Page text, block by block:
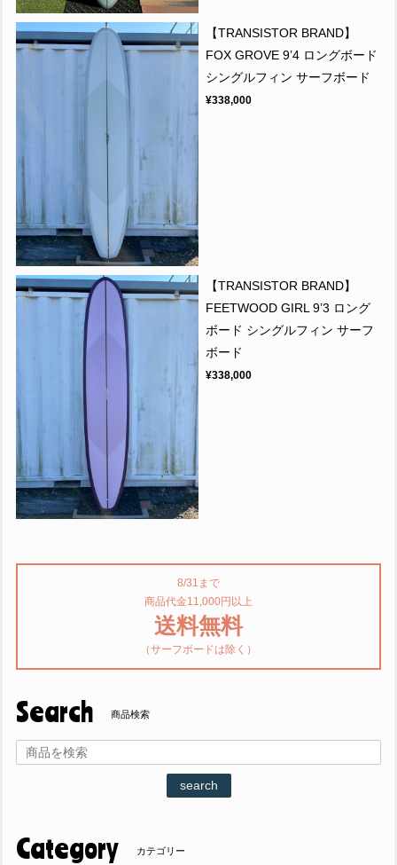
【TRANSISTOR BRAND】
FOX GROVE 9’4 ロングボード
シングルフィン サーフボード
¥338,000
【TRANSISTOR BRAND】
FEETWOOD GIRL 9’3 ロング
ボード シングルフィン サーフ
ボード
¥338,000
8/31まで
商品代金11,000円以上
送料無料
（サーフボードは除く）
Search 商品検索
search
Category カテゴリー